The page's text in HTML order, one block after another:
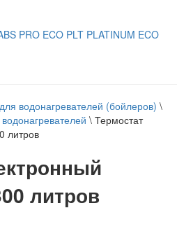
PRO ECO PLT PLATINUM ECO
водонагревателей (бойлеров) \
\ Термостат
литров
литров